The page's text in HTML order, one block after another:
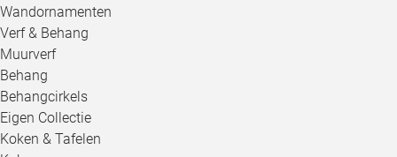
Wandornamenten
Verf & Behang
Muurverf
Behang
Behangcirkels
Eigen Collectie
Koken & Tafelen